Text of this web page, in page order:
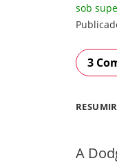
sob
3
A